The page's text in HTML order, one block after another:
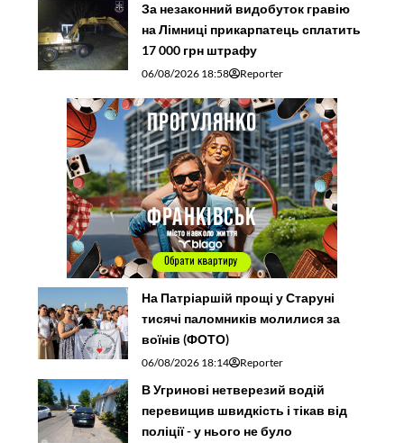
За незаконний видобуток гравію
на Лімниці прикарпатець сплатить
17 000 грн штрафу
06/08/2026 18:58 Reporter
На Патріаршій прощі у Старуні
тисячі паломників молилися за
воїнів (ФОТО)
06/08/2026 18:14 Reporter
В Угринові нетверезий водій
перевищив швидкість і тікав від
поліції - у нього не було